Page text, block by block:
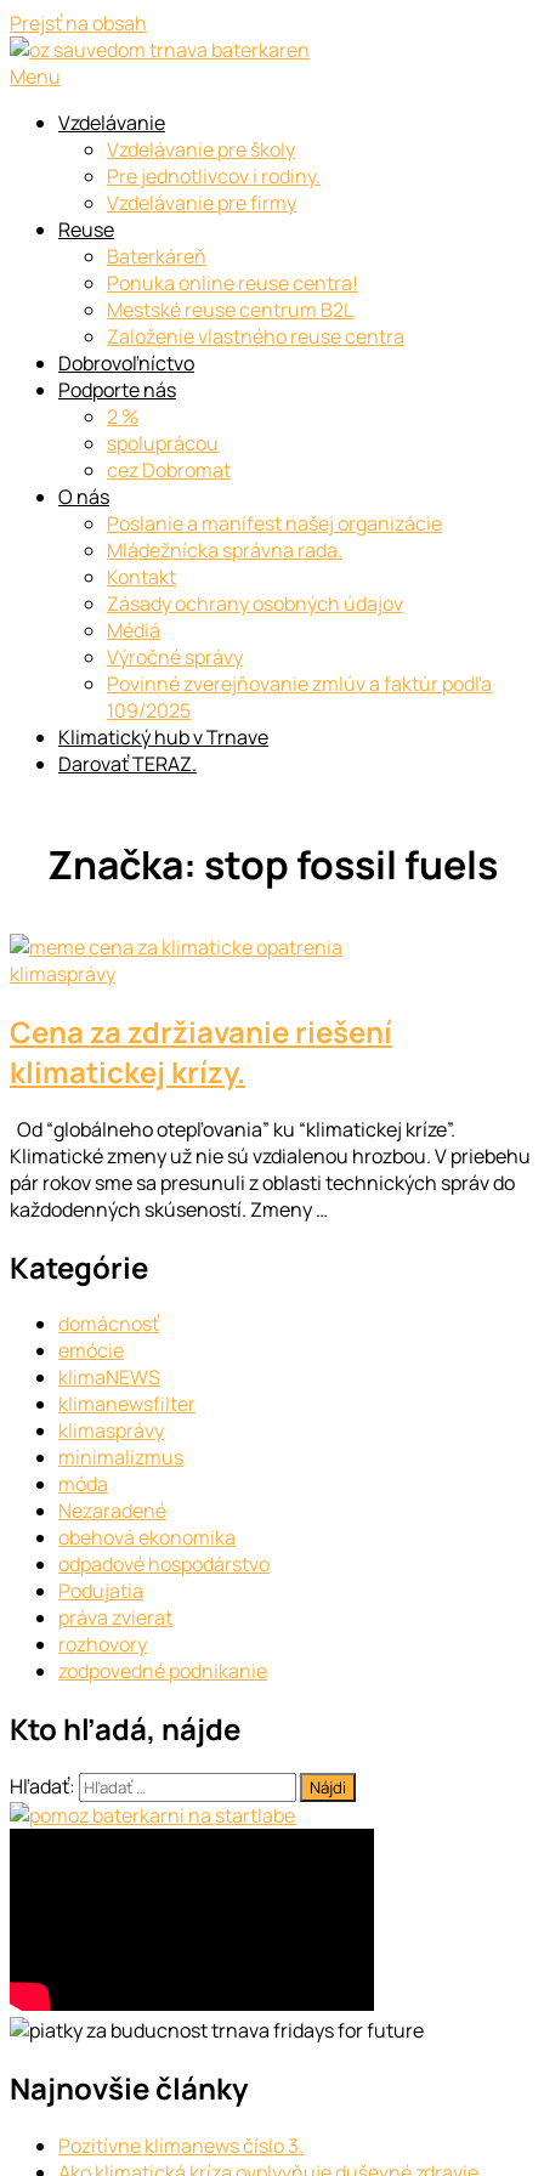
Prejsť na obsah
Menu
Vzdelávanie
Vzdelávanie pre školy
Pre jednotlivcov i rodiny.
Vzdelávanie pre firmy
Reuse
Baterkáreň
Ponuka online reuse centra!
Mestské reuse centrum B2L
Založenie vlastného reuse centra
Dobrovoľníctvo
Podporte nás
2 %
spoluprácou
cez Dobromat
O nás
Poslanie a manifest našej organizácie
Mládežnícka správna rada.
Kontakt
Zásady ochrany osobných údajov
Médiá
Výročné správy
Povinné zverejňovanie zmlúv a faktúr podľa
109/2025
Klimatický hub v Trnave
Darovať TERAZ.
Značka: stop fossil fuels
klimasprávy
Cena za zdržiavanie riešení
klimatickej krízy.
Od “globálneho otepľovania” ku “klimatickej kríze”.
Klimatické zmeny už nie sú vzdialenou hrozbou. V priebehu
pár rokov sme sa presunuli z oblasti technických správ do
každodenných skúseností. Zmeny …
Kategórie
domácnosť
emócie
klimaNEWS
klimanewsfilter
klimasprávy
minimalizmus
móda
Nezaradené
obehová ekonomika
odpadové hospodárstvo
Podujatia
práva zvierat
rozhovory
zodpovedné podnikanie
Kto hľadá, nájde
Hľadať:
Najnovšie články
Pozitívne klimanews číslo 3.